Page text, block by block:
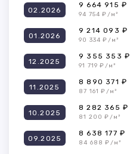
02.2026
9 664 915 ₽
94 754 ₽/м²
01.2026
9 214 093 ₽
90 334 ₽/м²
12.2025
9 355 353 ₽
91 719 ₽/м²
11.2025
8 890 371 ₽
87 161 ₽/м²
10.2025
8 282 365 ₽
81 200 ₽/м²
09.2025
8 638 177 ₽
84 688 ₽/м²